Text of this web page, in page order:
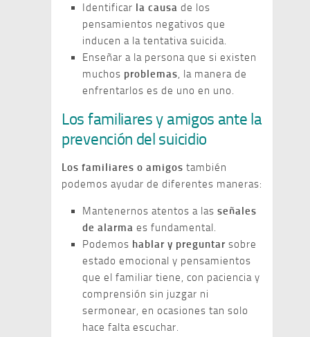
Identificar la causa de los
pensamientos negativos que
inducen a la tentativa suicida.
Enseñar a la persona que si existen
muchos problemas, la manera de
enfrentarlos es de uno en uno.
Los familiares y amigos ante la
prevención del suicidio
Los familiares o amigos también
podemos ayudar de diferentes maneras:
Mantenernos atentos a las señales
de alarma es fundamental.
Podemos hablar y preguntar sobre
estado emocional y pensamientos
que el familiar tiene, con paciencia y
comprensión sin juzgar ni
sermonear, en ocasiones tan solo
hace falta escuchar.